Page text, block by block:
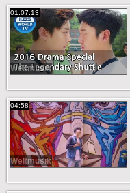
01:07:13
Weltmusik
04:58
Weltmusik